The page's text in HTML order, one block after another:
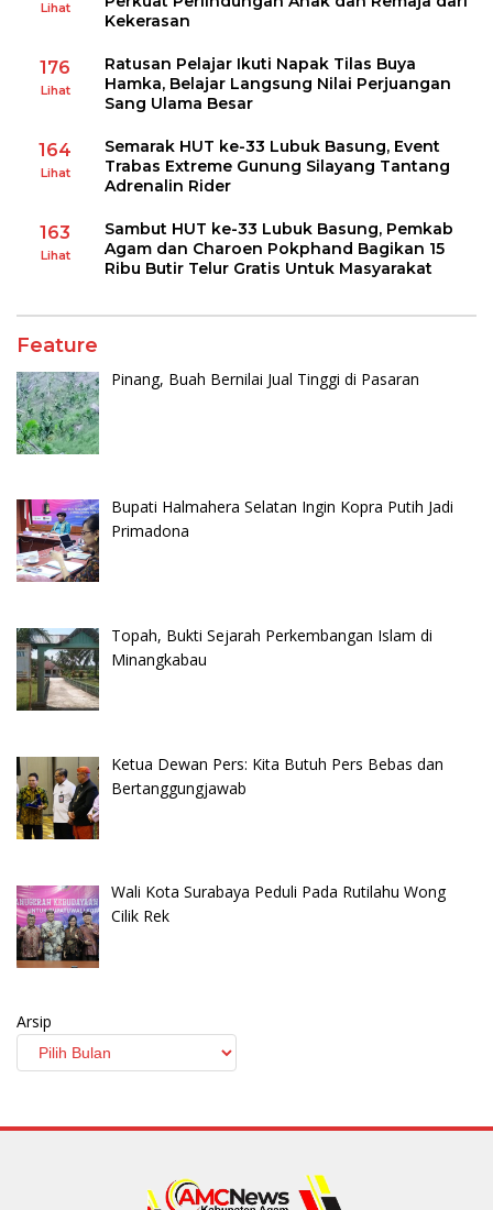
Lihat
Kekerasan
176
Lihat
Ratusan Pelajar Ikuti Napak Tilas Buya
Hamka, Belajar Langsung Nilai Perjuangan
Sang Ulama Besar
164
Lihat
Semarak HUT ke-33 Lubuk Basung, Event
Trabas Extreme Gunung Silayang Tantang
Adrenalin Rider
163
Lihat
Sambut HUT ke-33 Lubuk Basung, Pemkab
Agam dan Charoen Pokphand Bagikan 15
Ribu Butir Telur Gratis Untuk Masyarakat
Feature
Pinang, Buah Bernilai Jual Tinggi di Pasaran
Bupati Halmahera Selatan Ingin Kopra Putih Jadi
Primadona
Topah, Bukti Sejarah Perkembangan Islam di
Minangkabau
Ketua Dewan Pers: Kita Butuh Pers Bebas dan
Bertanggungjawab
Wali Kota Surabaya Peduli Pada Rutilahu Wong
Cilik Rek
Arsip